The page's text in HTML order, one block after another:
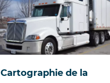
Cartographie de la